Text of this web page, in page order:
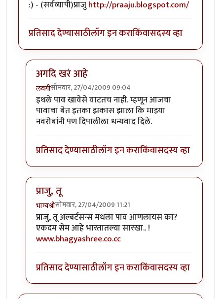
:) - (सर्वव्यापी)प्राजुhttp://praaju.blogspot.com/
प्रतिसाद देण्यासाठीलॉग इन कराकिंवासदस्य व्हा
अगदि खरं आहे
लवंगीसोमवार, 27/04/2009 09:04
In reply toदिपाली..byप्राजु
इथले पाव खावेसे वाटतच नाही. म्हणून आजचा
पावाचा बेत इतका झकास झाला कि माझ्या
नवरोबांनी पण दिपालीला धन्यवाद दिले.
प्रतिसाद देण्यासाठीलॉग इन कराकिंवासदस्य व्हा
प्राजु, तू
भाग्यश्रीसोमवार, 27/04/2009 11:21
In reply toदिपाली..byप्राजु
प्राजु, तू अल्बर्टसन्स मधला पाव आणलायस का?
एकदम सेम आहे भारतातल्या सारखा.. !
www.bhagyashree.co.cc
प्रतिसाद देण्यासाठीलॉग इन कराकिंवासदस्य व्हा